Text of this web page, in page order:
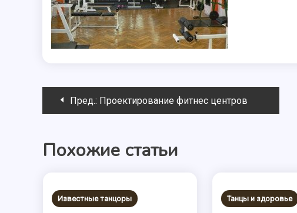
Навигация
записям
Пред.: Проектирование фитнес центров
Похожие статьи
Известные танцоры Танцы и здоровье